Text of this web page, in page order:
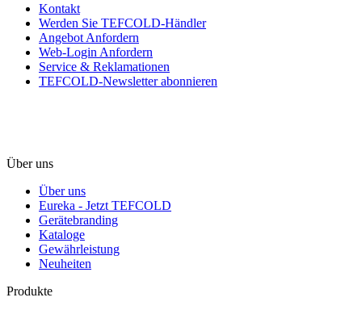
Kontakt
Werden Sie TEFCOLD-Händler
Angebot Anfordern
Web-Login Anfordern
Service & Reklamationen
TEFCOLD-Newsletter abonnieren
Über uns
Über uns
Eureka - Jetzt TEFCOLD
Gerätebranding
Kataloge
Gewährleistung
Neuheiten
Produkte